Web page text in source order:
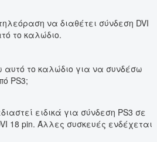
να διαθέτει σύνδεση DVI
το καλώδιο.
το καλώδιο για να συνδέσω
PS3;
ειδικά για σύνδεση PS3 σε
18 pin. Άλλες συσκευές ενδέχεται